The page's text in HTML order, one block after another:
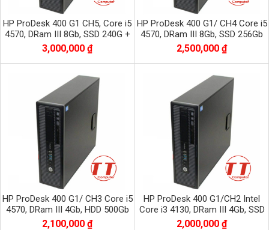
HP ProDesk 400 G1 CH5, Core i5
4570, DRam III 8Gb, SSD 240G +
HDD 500G
3,000,000 ₫
HP ProDesk 400 G1/ CH4 Core i5
4570, DRam III 8Gb, SSD 256Gb
2,500,000 ₫
HP ProDesk 400 G1/ CH3 Core i5
4570, DRam III 4Gb, HDD 500Gb
2,100,000 ₫
HP ProDesk 400 G1/CH2 Intel
Core i3 4130, DRam III 4Gb, SSD
120Gb
2,000,000 ₫